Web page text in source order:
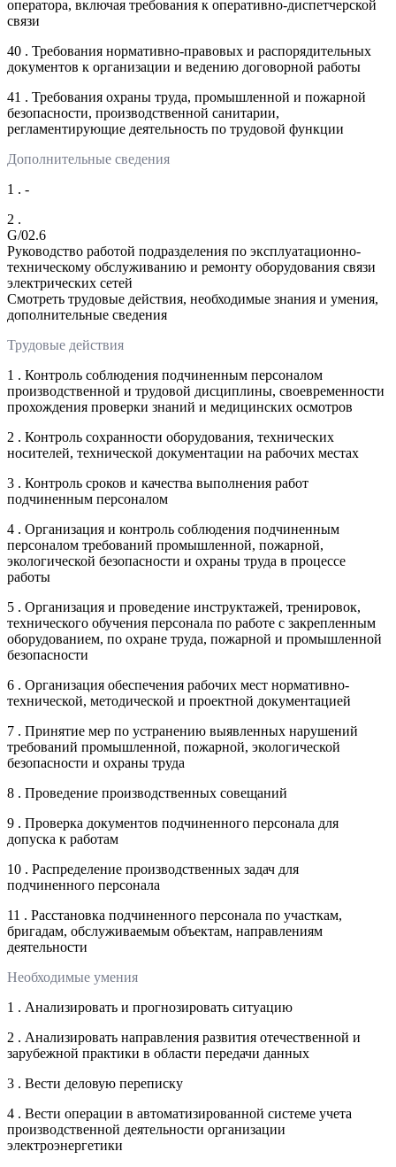
оператора, включая требования к оперативно-диспетчерской
связи
40 . Требования нормативно-правовых и распорядительных
документов к организации и ведению договорной работы
41 . Требования охраны труда, промышленной и пожарной
безопасности, производственной санитарии,
регламентирующие деятельность по трудовой функции
Дополнительные сведения
1 . -
2 .
G/02.6
Руководство работой подразделения по эксплуатационно-
техническому обслуживанию и ремонту оборудования связи
электрических сетей
Смотреть трудовые действия, необходимые знания и умения,
дополнительные сведения
Трудовые действия
1 . Контроль соблюдения подчиненным персоналом
производственной и трудовой дисциплины, своевременности
прохождения проверки знаний и медицинских осмотров
2 . Контроль сохранности оборудования, технических
носителей, технической документации на рабочих местах
3 . Контроль сроков и качества выполнения работ
подчиненным персоналом
4 . Организация и контроль соблюдения подчиненным
персоналом требований промышленной, пожарной,
экологической безопасности и охраны труда в процессе
работы
5 . Организация и проведение инструктажей, тренировок,
технического обучения персонала по работе с закрепленным
оборудованием, по охране труда, пожарной и промышленной
безопасности
6 . Организация обеспечения рабочих мест нормативно-
технической, методической и проектной документацией
7 . Принятие мер по устранению выявленных нарушений
требований промышленной, пожарной, экологической
безопасности и охраны труда
8 . Проведение производственных совещаний
9 . Проверка документов подчиненного персонала для
допуска к работам
10 . Распределение производственных задач для
подчиненного персонала
11 . Расстановка подчиненного персонала по участкам,
бригадам, обслуживаемым объектам, направлениям
деятельности
Необходимые умения
1 . Анализировать и прогнозировать ситуацию
2 . Анализировать направления развития отечественной и
зарубежной практики в области передачи данных
3 . Вести деловую переписку
4 . Вести операции в автоматизированной системе учета
производственной деятельности организации
электроэнергетики